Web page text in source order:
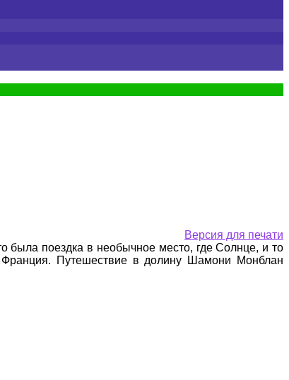
Версия для печати
поездка в необычное место, где Солнце, и то
Путешествие в долину Шамони Монблан